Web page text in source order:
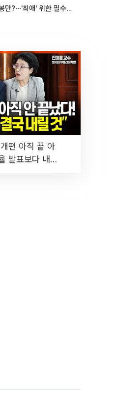
콘서트 갈 때 응원봉만?⋯'최애' 위한 필수품 등장이오! [솔드아웃]
편 아직 끝 아
발표보다 내릴